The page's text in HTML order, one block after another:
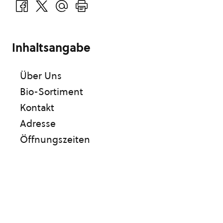
Inhaltsangabe
Über Uns
Bio-Sortiment
Kontakt
Adresse
Öffnungszeiten